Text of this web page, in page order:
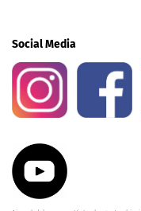
Social Media